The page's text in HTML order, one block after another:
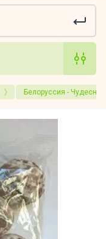
Белоруссия -